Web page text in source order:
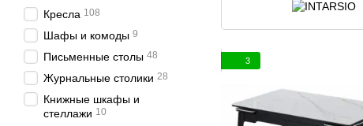
3
Кресла 108
Шафы и комоды 9
Письменные столы 48
Журнальные столики 28
Книжные шкафы и
стеллажи 10